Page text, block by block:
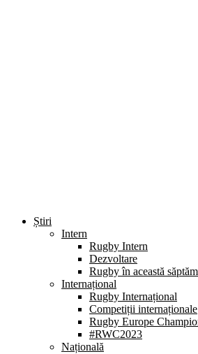
Știri
Intern
Rugby Intern
Dezvoltare
Rugby în această
Internațional
Rugby Internațional
Competiții internaționale
Rugby Europe
#RWC2023
Națională